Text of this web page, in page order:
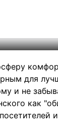
для
и не
как